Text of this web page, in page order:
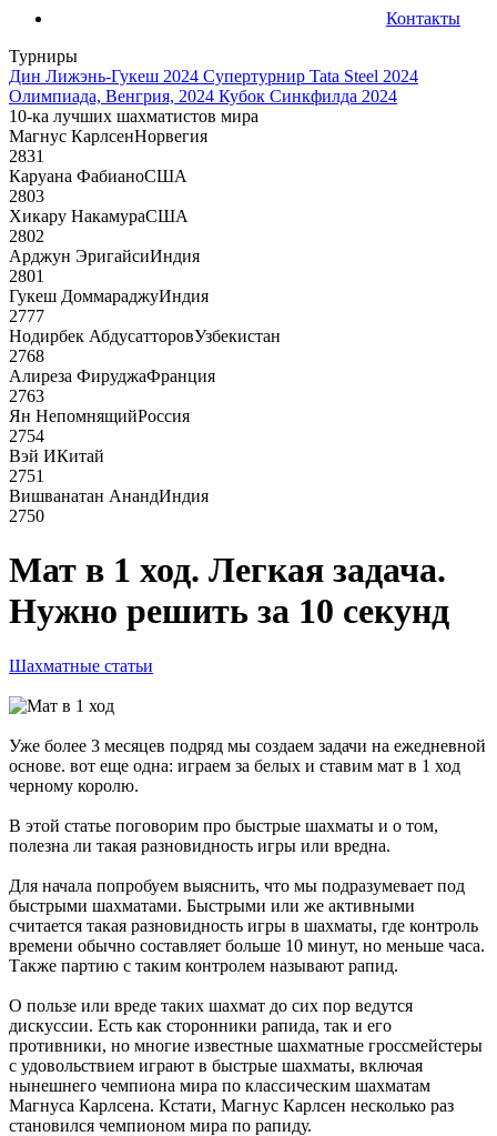
Контакты
Турниры
Дин Лижэнь-Гукеш 2024 Супертурнир Tata Steel 2024
Олимпиада, Венгрия, 2024 Кубок Синкфилда 2024
10-ка лучших шахматистов мира
Магнус КарлсенНорвегия
2831
Каруана ФабианоСША
2803
Хикару НакамураСША
2802
Арджун ЭригайсиИндия
2801
Гукеш ДоммараджуИндия
2777
Нодирбек АбдусатторовУзбекистан
2768
Алиреза ФируджаФранция
2763
Ян НепомнящийРоссия
2754
Вэй ИКитай
2751
Вишванатан АнандИндия
2750
Мат в 1 ход. Легкая задача.
Нужно решить за 10 секунд
Шахматные статьи
Уже более 3 месяцев подряд мы создаем задачи на ежедневной
основе. вот еще одна: играем за белых и ставим мат в 1 ход
черному королю.
В этой статье поговорим про быстрые шахматы и о том,
полезна ли такая разновидность игры или вредна.
Для начала попробуем выяснить, что мы подразумевает под
быстрыми шахматами. Быстрыми или же активными
считается такая разновидность игры в шахматы, где контроль
времени обычно составляет больше 10 минут, но меньше часа.
Также партию с таким контролем называют рапид.
О пользе или вреде таких шахмат до сих пор ведутся
дискуссии. Есть как сторонники рапида, так и его
противники, но многие известные шахматные гроссмейстеры
с удовольствием играют в быстрые шахматы, включая
нынешнего чемпиона мира по классическим шахматам
Магнуса Карлсена. Кстати, Магнус Карлсен несколько раз
становился чемпионом мира по рапиду.